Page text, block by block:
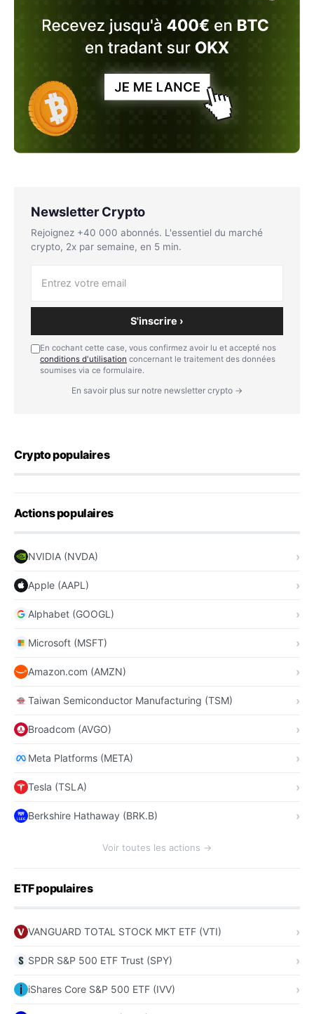
Newsletter Crypto
Rejoignez +40 000 abonnés. L'essentiel du marché
crypto, 2x par semaine, en 5 min.
S'inscrire ›
En cochant cette case, vous confirmez avoir lu et accepté nos
conditions d'utilisation concernant le traitement des données
soumises via ce formulaire.
En savoir plus sur notre newsletter crypto →
Crypto populaires
Actions populaires
NVIDIA (NVDA)
Apple (AAPL)
Alphabet (GOOGL)
Microsoft (MSFT)
Amazon.com (AMZN)
Taiwan Semiconductor Manufacturing (TSM)
Broadcom (AVGO)
Meta Platforms (META)
Tesla (TSLA)
Berkshire Hathaway (BRK.B)
Voir toutes les actions →
ETF populaires
VANGUARD TOTAL STOCK MKT ETF (VTI)
SPDR S&P 500 ETF Trust (SPY)
iShares Core S&P 500 ETF (IVV)